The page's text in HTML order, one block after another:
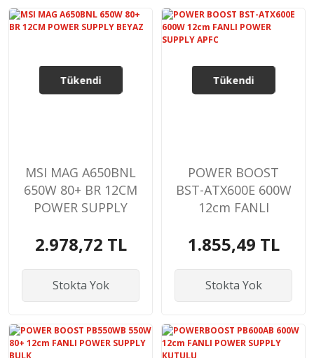
Tükendi
MSI MAG A650BNL
650W 80+ BR 12CM
POWER SUPPLY
2.978,72 TL
Stokta Yok
Tükendi
POWER BOOST
BST-ATX600E 600W
12cm FANLI
APFC
1.855,49 TL
Stokta Yok